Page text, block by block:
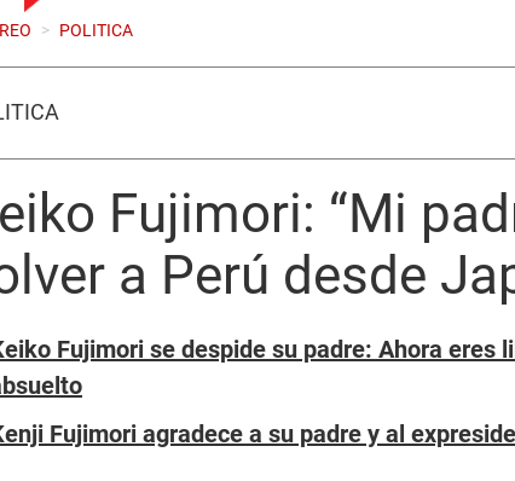
> POLITICA
Fujimori: “Mi
a Perú desde
Fujimori se despide su padre: Ahora eres
Fujimori agradece a su padre y al